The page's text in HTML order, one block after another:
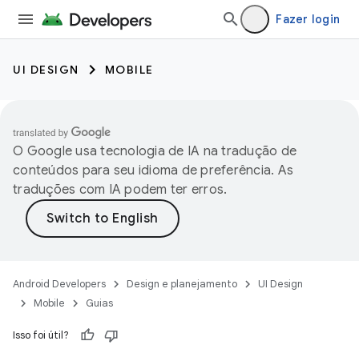
Fazer login
UI DESIGN MOBILE
O Google usa tecnologia de IA na tradução de
conteúdos para seu idioma de preferência. As
traduções com IA podem ter erros.
Android Developers Design e planejamento
UI Design
Mobile
Guias
Isso foi útil?